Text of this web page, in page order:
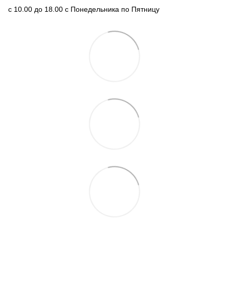
с 10.00 до 18.00 с Понедельника по Пятницу